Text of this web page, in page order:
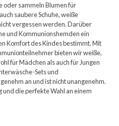
oder sammeln Blumen für
saubere Schuhe, weiße
vergessen werden. Darüber
und Kommunionshemden ein
Komfort des Kindes bestimmt. Mit
bieten wir weiße,
für Mädchen als auch für Jungen
Sets und
an und ist nicht unangenehm.
die perfekte Wahl an einem